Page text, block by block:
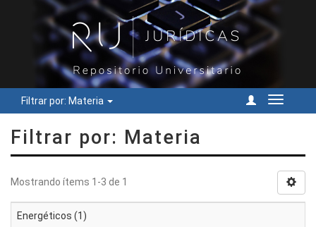
Filtrar por: Materia
Cambiar
Filtrar por: Materia
Mostrando ítems 1-3 de 1
Energéticos (1)